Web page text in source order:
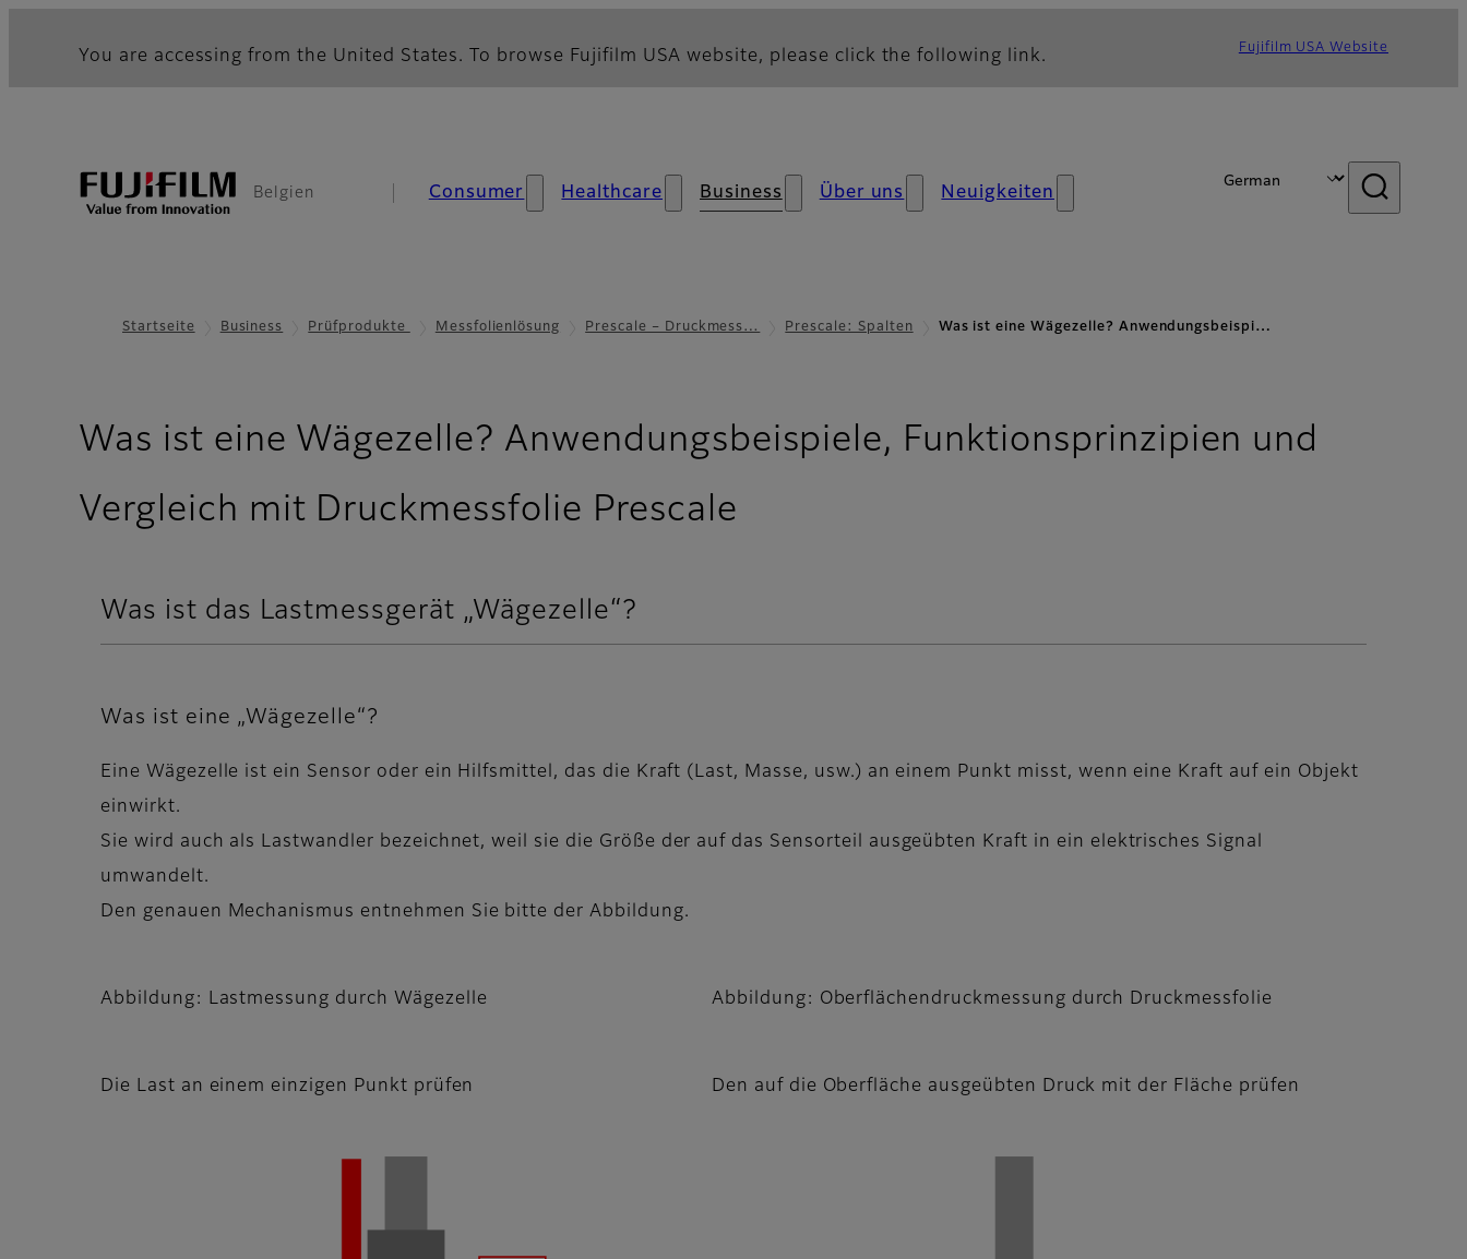
You are accessing from the United States. To browse Fujifilm USA website, please click the following link. Fujifilm USA Website
Belgien Consumer Healthcare Business Über uns Neuigkeiten
Startseite Business Prüfprodukte Messfolienlösung Prescale – Druckmess… Prescale: Spalten Was ist eine Wägezelle? Anwendungsbeispi…
Was ist eine Wägezelle? Anwendungsbeispiele, Funktionsprinzipien und
Vergleich mit Druckmessfolie Prescale
Was ist das Lastmessgerät „Wägezelle“?
Was ist eine „Wägezelle“?
Eine Wägezelle ist ein Sensor oder ein Hilfsmittel, das die Kraft (Last, Masse, usw.) an einem Punkt misst, wenn eine Kraft auf ein Objekt
einwirkt.
Sie wird auch als Lastwandler bezeichnet, weil sie die Größe der auf das Sensorteil ausgeübten Kraft in ein elektrisches Signal
umwandelt.
Den genauen Mechanismus entnehmen Sie bitte der Abbildung.
Abbildung: Lastmessung durch Wägezelle
Die Last an einem einzigen Punkt prüfen
Abbildung: Oberflächendruckmessung durch Druckmessfolie
Den auf die Oberfläche ausgeübten Druck mit der Fläche prüfen